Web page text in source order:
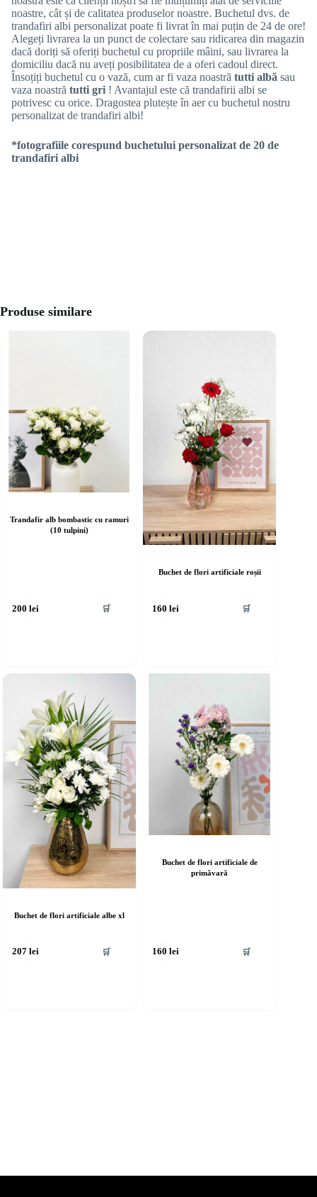
noastre, cât și de calitatea produselor noastre. Buchetul dvs. de
trandafiri albi personalizat poate fi livrat în mai puțin de 24 de ore!
Alegeți livrarea la un punct de colectare sau ridicarea din magazin
dacă doriți să oferiți buchetul cu propriile mâini, sau livrarea la
domiciliu dacă nu aveți posibilitatea de a oferi cadoul direct.
Însoțiți buchetul cu o vază, cum ar fi vaza noastră tutti albă sau
vaza noastră tutti gri ! Avantajul este că trandafirii albi se
potrivesc cu orice. Dragostea plutește în aer cu buchetul nostru
personalizat de trandafiri albi!
*fotografiile corespund buchetului personalizat de 20 de
trandafiri albi
Produse similare
Trandafir alb bombastic cu ramuri
(10 tulpini)
200lei 🛒
Buchet de flori artificiale roșii
160lei 🛒
Buchet de flori artificiale albe xl
207lei 🛒
Buchet de flori artificiale de
primăvară
160lei 🛒